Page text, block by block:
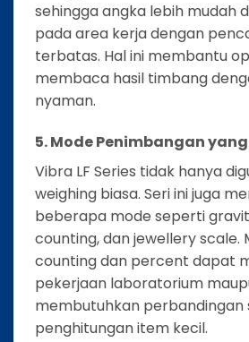
sehingga angka lebih mudah
pada area kerja dengan
terbatas. Hal ini membantu
membaca hasil timbang
nyaman.
5. Mode Penimbangan
Vibra LF Series tidak hanya
weighing biasa. Seri ini juga
beberapa mode seperti
counting, dan jewellery scale.
counting dan percent dapat
pekerjaan laboratorium
membutuhkan perbandingan
penghitungan item kecil.